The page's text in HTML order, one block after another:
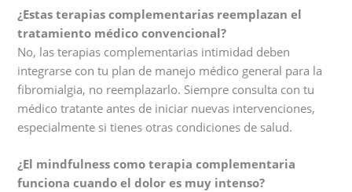
¿Estas terapias complementarias reemplazan el
tratamiento médico convencional?
No, las terapias complementarias intimidad deben
integrarse con tu plan de manejo médico general para la
fibromialgia, no reemplazarlo. Siempre consulta con tu
médico tratante antes de iniciar nuevas intervenciones,
especialmente si tienes otras condiciones de salud.
¿El mindfulness como terapia complementaria
funciona cuando el dolor es muy intenso?